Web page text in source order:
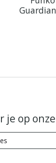
je op